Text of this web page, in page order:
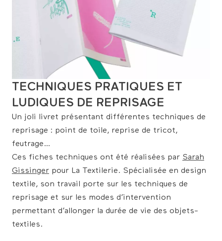
TECHNIQUES PRATIQUES ET
LUDIQUES DE REPRISAGE
Un joli livret présentant différentes techniques de
reprisage : point de toile, reprise de tricot,
feutrage…
Ces fiches techniques ont été réalisées par Sarah
Gissinger pour La Textilerie. Spécialisée en design
textile, son travail porte sur les techniques de
reprisage et sur les modes d’intervention
permettant d’allonger la durée de vie des objets-
textiles.